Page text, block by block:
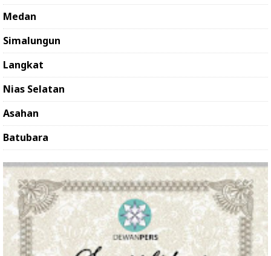
Medan
Simalungun
Langkat
Nias Selatan
Asahan
Batubara